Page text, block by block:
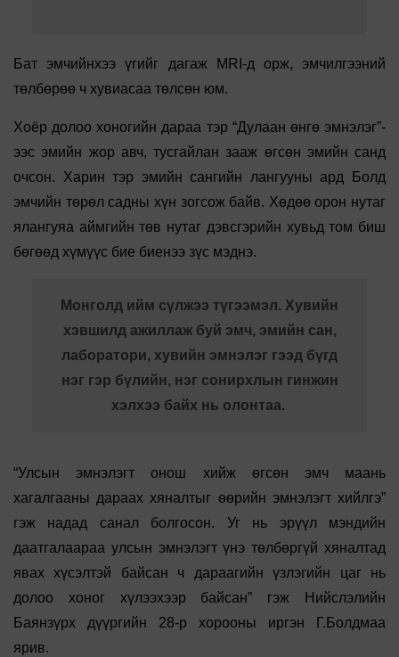
Бат эмчийнхээ үгийг дагаж MRI-д орж, эмчилгээний
төлбөрөө ч хувиасаа төлсөн юм.
Хоёр долоо хоногийн дараа тэр “Дулаан өнгө эмнэлэг”-
ээс эмийн жор авч, тусгайлан зааж өгсөн эмийн санд
очсон. Харин тэр эмийн сангийн лангууны ард Болд
эмчийн төрөл садны хүн зогсож байв. Хөдөө орон нутаг
ялангуяа аймгийн төв нутаг дэвсгэрийн хувьд том биш
бөгөөд хүмүүс бие биенээ зүс мэднэ.
Монголд ийм сүлжээ түгээмэл. Хувийн
хэвшилд ажиллаж буй эмч, эмийн сан,
лаборатори, хувийн эмнэлэг гээд бүгд
нэг гэр бүлийн, нэг сонирхлын гинжин
хэлхээ байх нь олонтаа.
“Улсын эмнэлэгт онош хийж өгсөн эмч маань
хагалгааны дараах хяналтыг өөрийн эмнэлэгт хийлгэ”
гэж надад санал болгосон. Уг нь эрүүл мэндийн
даатгалаараа улсын эмнэлэгт үнэ төлбөргүй хяналтад
явах хүсэлтэй байсан ч дараагийн үзлэгийн цаг нь
долоо хоног хүлээхээр байсан” гэж Нийслэлийн
Баянзүрх дүүргийн 28-р хорооны иргэн Г.Болдмаа
ярив.